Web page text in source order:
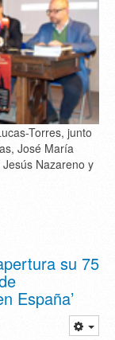
Torres, junto
José María
Nazareno y
su 75
España’